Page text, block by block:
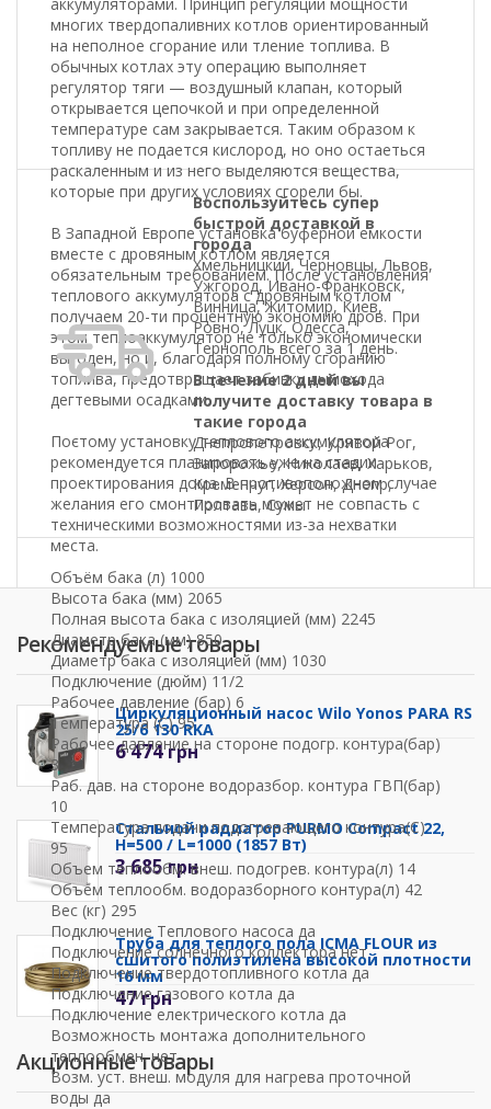
многих твердопаливних котлов ориентированный
на неполное сгорание или тление топлива. В
обычных котлах эту операцию выполняет
регулятор тяги — воздушный клапан, который
открывается цепочкой и при определенной
температуре сам закрывается. Таким образом к
топливу не подается кислород, но оно остаеться
раскаленным и из него выделяются вещества,
которые при других условиях сгорели бы.
В Западной Европе установка буферной емкости
вместе с дровяным котлом является
обязательным требованием. После установления
теплового аккумулятора с дровяным котлом
получаем 20-ти процентную экономию дров. При
этом теплоаккумулятор не только экономически
выгоден, но и, благодаря полному сгоранию
топлива, предотвращает забивку дымохода
дегтевыми осадками.
Поєтому установку теплового аккумулятора
рекомендуется планировать уже на стадии
проектирования дома. В противоположном случае
желания его смонтировать может не совпасть с
техническими возможностями из-за нехватки
места.
Объём бака (л) 1000
Высота бакa (мм) 2065
Полная высота бакa с изоляцией (мм) 2245
Диаметр бака (мм) 850
Диаметр бака с изоляцией (мм) 1030
Подключение (дюйм) 11/2
Рабочее давление (бар) 6
Температура (C) 95
Рабочее давление на стороне подогр. контура(бар)
3
Раб. дав. на стороне водоразбор. контура ГВП(бар)
10
Температура подачи подогревающего контура(C)
95
Объем теплообм. внеш. подогрев. контура(л) 14
Объем теплообм. водоразборного контура(л) 42
Вес (кг) 295
Подключение Теплового насоса да
Подключение солнечного коллектора нет
Подключение твердотопливного котла да
Подключение газового котла да
Подключение електрического котла да
Возможность монтажа дополнительного
теплообмен. нет
Возм. уст. внеш. модуля для нагрева проточной
воды да
Воспользуйтесь супер
быстрой доставкой в
города
Хмельницкий, Черновцы, Львов,
Ужгород, Ивано-Франковск,
Винница, Житомир, Киев,
Ровно, Луцк, Одесса,
Тернополь всего за 1 день.
В течение 2 дней вы
получите доставку товара в
такие города
Днепропетровск, Кривой Рог,
Запорожье, Николаев, Харьков,
Кременчуг, Херсон, Днепр,
Полтава, Сумы
Рекомендуемые товары
Циркуляционный насос Wilo Yonos PARA RS
25/6 130 RKA
6 474грн
Стальной радиатор PURMO Compact 22,
H=500 / L=1000 (1857 Вт)
3 685 грн
Труба для теплого пола ICMA FLOUR из
сшитого полиэтилена высокой плотности
16 мм
47грн
Акционные товары